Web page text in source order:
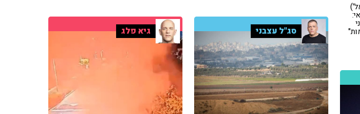
סג"ל עצבני גיא פלג